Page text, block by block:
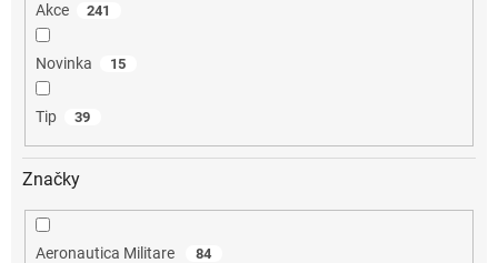
Akce 241
Novinka 15
Tip 39
Značky
Aeronautica Militare 84